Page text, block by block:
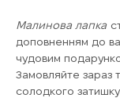
Малинова лапка
доповненням до
чудовим
Замовляйте зараз
солодкого затишку